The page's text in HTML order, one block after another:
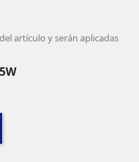
artículo y serán aplicadas